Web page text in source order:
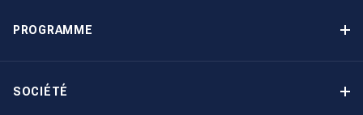
PROGRAMME
Avantages
SOCIÉTÉ